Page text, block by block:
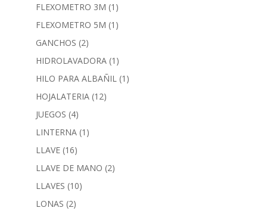
FLEXOMETRO 3M (1)
FLEXOMETRO 5M (1)
GANCHOS (2)
HIDROLAVADORA (1)
HILO PARA ALBAÑIL (1)
HOJALATERIA (12)
JUEGOS (4)
LINTERNA (1)
LLAVE (16)
LLAVE DE MANO (2)
LLAVES (10)
LONAS (2)